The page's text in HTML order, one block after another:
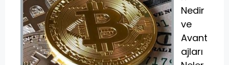
Nedir
ve
Avant
ajları